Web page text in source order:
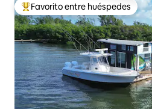
De los mejores en Favorito entre
Favorito entre huéspedes